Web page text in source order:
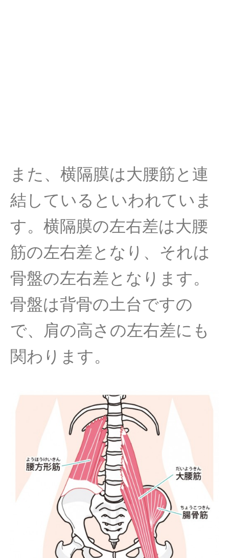
また、横隔膜は大腰筋と連
結しているといわれていま
す。横隔膜の左右差は大腰
筋の左右差となり、それは
骨盤の左右差となります。
骨盤は背骨の土台ですの
で、肩の高さの左右差にも
関わります。